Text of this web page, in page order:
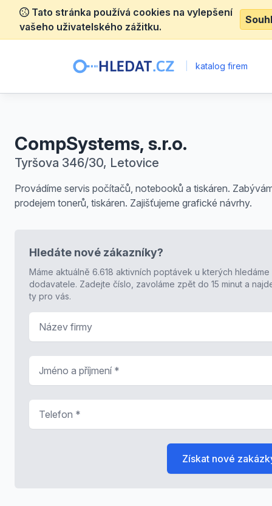
Tato stránka používá cookies na vylepšení
vašeho uživatelského zážitku.
katalog firem
CompSystems, s.r.o.
Tyršova 346/30, Letovice
Provádíme servis počítačů, notebooků a tiskáren.
prodejem tonerů, tiskáren. Zajišťujeme grafické návrhy.
Hledáte nové zákazníky?
Máme aktuálně 6.618 aktivních poptávek u kterých hledáme
dodavatele. Zadejte číslo, zavoláme zpět do 15 minut a
ty pro vás.
Získat nové